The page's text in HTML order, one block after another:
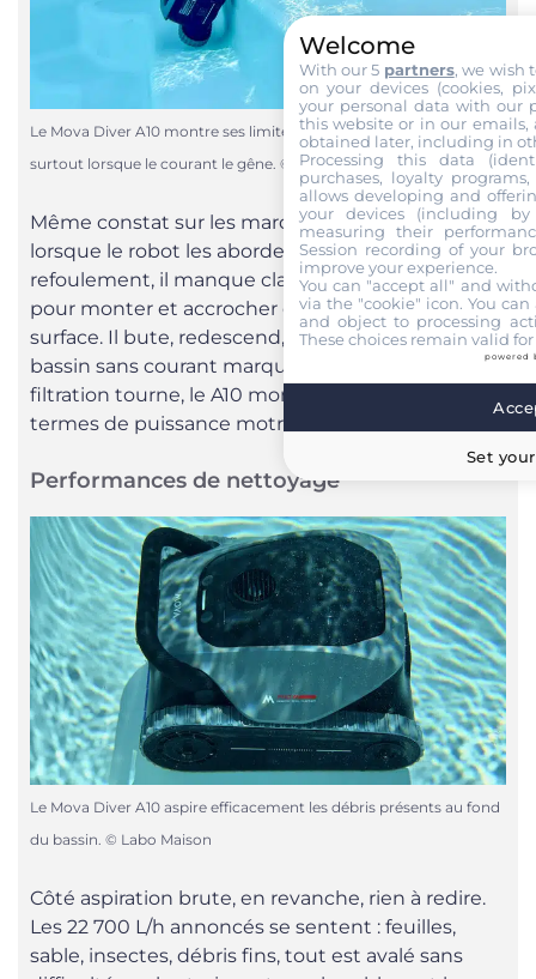
Le Mova Diver A10 montre ses limites sur certaines marches,
surtout lorsque le courant le gêne. © Labo Maison
Même constat sur les marches de l’escalier :
lorsque le robot les aborde face à une buse de
refoulement, il manque clairement de puissance
pour monter et accrocher correctement la
surface. Il bute, redescend, repart ailleurs. Sur un
bassin sans courant marqué, ça passe ; dès que la
filtration tourne, le A10 montre ses limites en
termes de puissance motrice.
Performances de nettoyage
Le Mova Diver A10 aspire efficacement les débris présents au fond
du bassin. © Labo Maison
Côté aspiration brute, en revanche, rien à redire.
Les 22 700 L/h annoncés se sentent : feuilles,
sable, insectes, débris fins, tout est avalé sans
Welcome
With our 5 partners, we wish
on your devices (cookies,
your personal data with our
this website or in our emails,
obtained later, including in
Processing this data
purchases, loyalty
allows developing and
your devices (including
measuring their
Session recording of your
improve your experience.
You can "accept all" and
via the "cookie" icon. You
and object to processing
These choices remain valid
powered
Set